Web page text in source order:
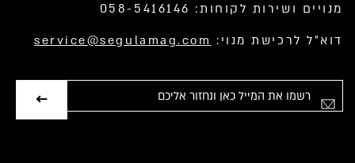
מנויים ושירות לקוחות: 058-5416146
דוא”ל לרכישת מנוי: service@segulamag.com
אימייל